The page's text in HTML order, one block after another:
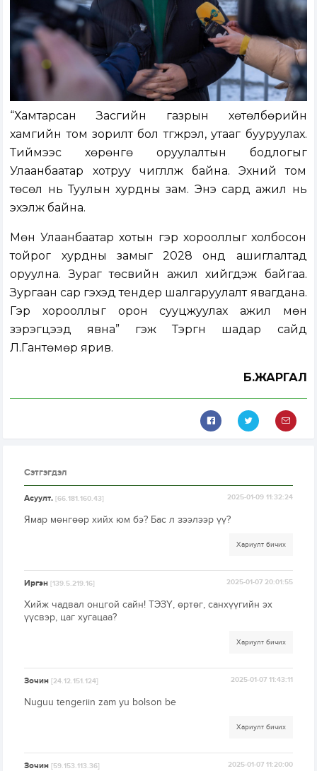
“Хамтарсан Засгийн газрын хөтөлбөрийн
хамгийн том зорилт бол түгжрэл, утааг бууруулах.
Тиймээс хөрөнгө оруулалтын бодлогыг
Улаанбаатар хотруу чиглүүлж байна. Эхний том
төсөл нь Туулын хурдны зам. Энэ сард ажил нь
эхэлж байна.
Мөн Улаанбаатар хотын гэр хорооллыг холбосон
тойрог хурдны замыг 2028 онд ашиглалтад
оруулна. Зураг төсвийн ажил хийгдэж байгаа.
Зургаан сар гэхэд тендер шалгаруулалт явагдана.
Гэр хорооллыг орон сууцжуулах ажил мөн
зэрэгцээд явна” гэж Тэргүүн шадар сайд
Л.Гантөмөр ярив.
Б.ЖАРГАЛ
Сэтгэгдэл
Асуулт.[66.181.160.43] 2025-01-09 11:32:24
Ямар мөнгөөр хийх юм бэ? Бас л зээлээр үү?
Хариулт бичих
Иргэн[139.5.219.16] 2025-01-07 20:01:55
Хийж чадвал онцгой сайн! ТЭЗҮ, өртөг, санхүүгийн эх
үүсвэр, цаг хугацаа?
Хариулт бичих
Зочин[24.12.151.124] 2025-01-07 11:43:11
Nuguu tengeriin zam yu bolson be
Хариулт бичих
Зочин[59.153.113.36] 2025-01-07 11:20:00